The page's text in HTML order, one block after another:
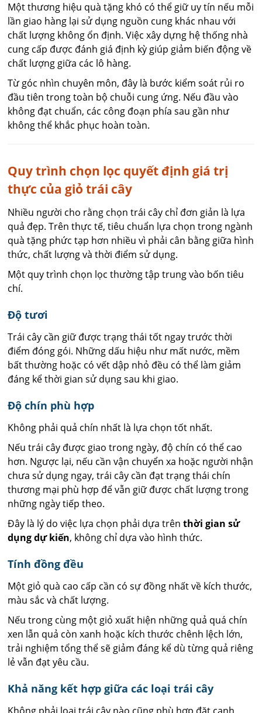
Một thương hiệu quà tặng khó có thể giữ uy tín nếu mỗi
lần giao hàng lại sử dụng nguồn cung khác nhau với
chất lượng không ổn định. Việc xây dựng hệ thống nhà
cung cấp được đánh giá định kỳ giúp giảm biến động về
chất lượng giữa các lô hàng.
Từ góc nhìn chuyên môn, đây là bước kiểm soát rủi ro
đầu tiên trong toàn bộ chuỗi cung ứng. Nếu đầu vào
không đạt chuẩn, các công đoạn phía sau gần như
không thể khắc phục hoàn toàn.
Quy trình chọn lọc quyết định giá trị
thực của giỏ trái cây
Nhiều người cho rằng chọn trái cây chỉ đơn giản là lựa
quả đẹp. Trên thực tế, tiêu chuẩn lựa chọn trong ngành
quà tặng phức tạp hơn nhiều vì phải cân bằng giữa hình
thức, chất lượng và thời điểm sử dụng.
Một quy trình chọn lọc thường tập trung vào bốn tiêu
chí.
Độ tươi
Trái cây cần giữ được trạng thái tốt ngay trước thời
điểm đóng gói. Những dấu hiệu như mất nước, mềm
bất thường hoặc có vết dập nhỏ đều có thể làm giảm
đáng kể thời gian sử dụng sau khi giao.
Độ chín phù hợp
Không phải quả chín nhất là lựa chọn tốt nhất.
Nếu trái cây được giao trong ngày, độ chín có thể cao
hơn. Ngược lại, nếu cần vận chuyển xa hoặc người nhận
chưa sử dụng ngay, trái cây cần đạt trạng thái chín
thương mại phù hợp để vẫn giữ được chất lượng trong
những ngày tiếp theo.
Đây là lý do việc lựa chọn phải dựa trênthời gian sử
dụng dự kiến, không chỉ dựa vào hình thức.
Tính đồng đều
Một giỏ quà cao cấp cần có sự đồng nhất về kích thước,
màu sắc và chất lượng.
Nếu trong cùng một giỏ xuất hiện những quả quá chín
xen lẫn quả còn xanh hoặc kích thước chênh lệch lớn,
trải nghiệm tổng thể sẽ giảm đáng kể dù từng quả riêng
lẻ vẫn đạt yêu cầu.
Khả năng kết hợp giữa các loại trái cây